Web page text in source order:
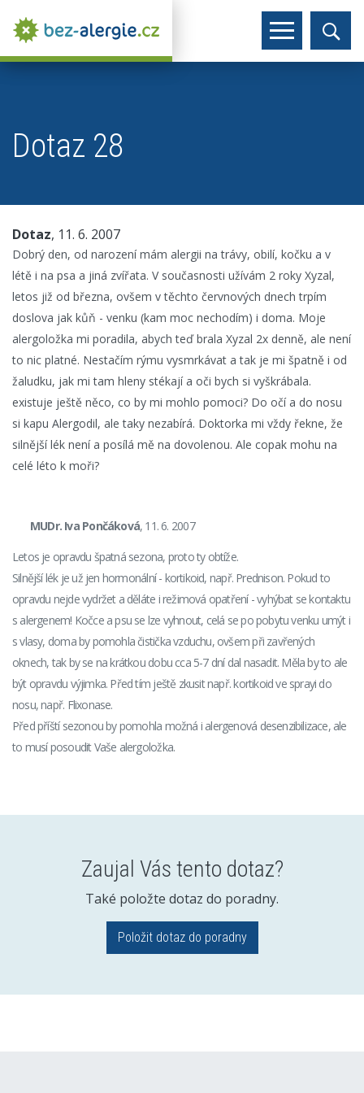
Dotaz 28
Dotaz, 11. 6. 2007
Dobrý den, od narození mám alergii na trávy, obilí, kočku a v
létě i na psa a jiná zvířata. V současnosti užívám 2 roky Xyzal,
letos již od března, ovšem v těchto červnových dnech trpím
doslova jak kůň - venku (kam moc nechodím) i doma. Moje
alergoložka mi poradila, abych teď brala Xyzal 2x denně, ale není
to nic platné. Nestačím rýmu vysmrkávat a tak je mi špatně i od
žaludku, jak mi tam hleny stékají a oči bych si vyškrábala.
existuje ještě něco, co by mi mohlo pomoci? Do očí a do nosu
si kapu Alergodil, ale taky nezabírá. Doktorka mi vždy řekne, že
silnější lék není a posílá mě na dovolenou. Ale copak mohu na
celé léto k moři?
MUDr. Iva Pončáková, 11. 6. 2007
Letos je opravdu špatná sezona, proto ty obtíže.
Silnější lék je už jen hormonální - kortikoid, např. Prednison. Pokud to
opravdu nejde vydržet a děláte i režimová opatření - vyhýbat se kontaktu
s alergenem! Kočce a psu se lze vyhnout, celá se po pobytu venku umýt i
s vlasy, doma by pomohla čistička vzduchu, ovšem při zavřených
oknech, tak by se na krátkou dobu cca 5-7 dní dal nasadit. Měla by to ale
být opravdu výjimka. Před tím ještě zkusit např. kortikoid ve sprayi do
nosu, např. Flixonase.
Před příští sezonou by pomohla možná i alergenová desenzibilizace, ale
to musí posoudit Vaše alergoložka.
Zaujal Vás tento dotaz?
Také položte dotaz do poradny.
Položit dotaz do poradny